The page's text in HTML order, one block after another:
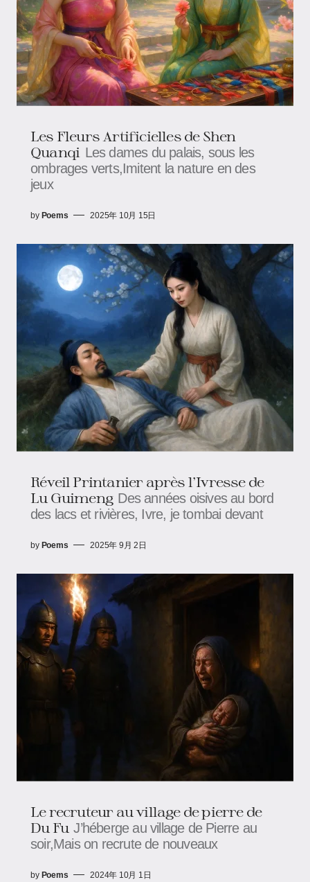
Les Fleurs Artificielles de Shen
Quanqi Les dames du palais, sous les
ombrages verts,Imitent la nature en des
jeux
by Poems 2025年 10月 15日
Réveil Printanier après l'Ivresse de
Lu Guimeng Des années oisives au bord
des lacs et rivières, Ivre, je tombai devant
by Poems 2025年 9月 2日
Le recruteur au village de pierre de
Du Fu J’héberge au village de Pierre au
soir,Mais on recrute de nouveaux
by Poems 2024年 10月 1日